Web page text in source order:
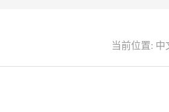
当前位置: 中